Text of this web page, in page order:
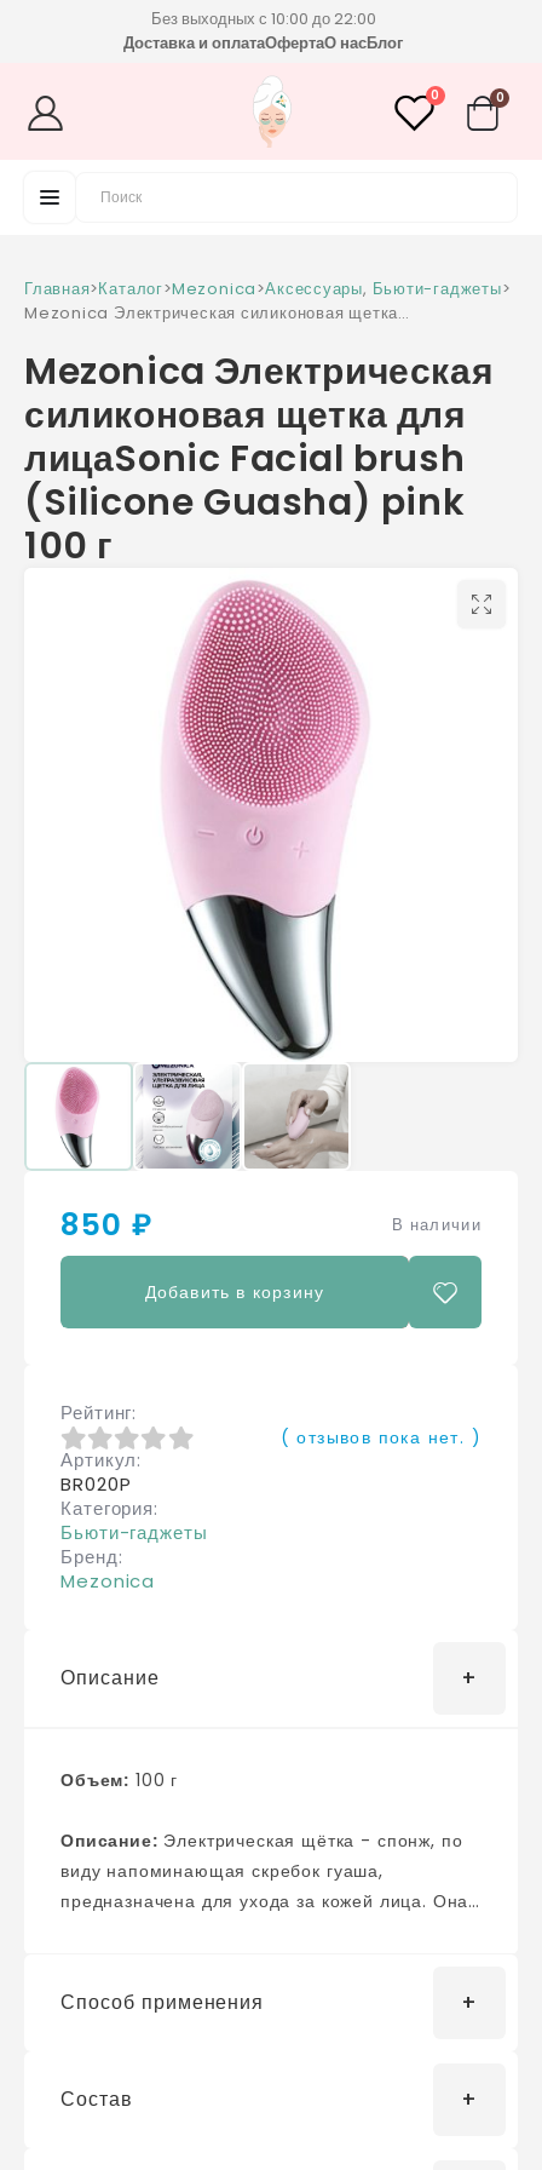
Без выходных с 10:00 до 22:00
Доставка и оплатаОфертаО насБлог
0 0
Главная>Каталог>Mezonica>Аксессуары, Бьюти-гаджеты>
Mezonica Электрическая силиконовая щетка
Guasha) pink 100 г
Mezonica Электрическая
силиконовая щетка для
лицаSonic Facial brush
(Silicone Guasha) pink
100 г
850 ₽ В наличии
Добавить в корзину
Рейтинг
0из 5
( отзывов пока нет. )
Артикул
BR020P
Категория
Бьюти-гаджеты
Бренд
Mezonica
Описание
Объем: 100 г
Описание:
виду напоминающая скребок гуаша,
предназначена для ухода за кожей лица. Она
обновлению кожи лица более эффективным, а
инструмент, предназначенный для чистки
Способ применения
Совмещать очистку можно с любимыми
Состав